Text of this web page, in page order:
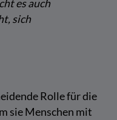
es auch
sich
Rolle für die
sie Menschen mit